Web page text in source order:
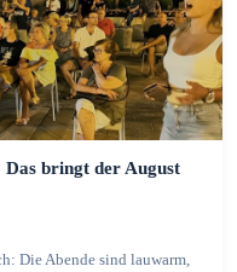
Das bringt der August
Die Abende sind lauwarm,